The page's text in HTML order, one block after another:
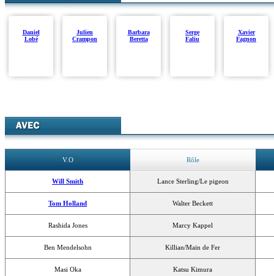
Daniel
Lobé
Julien
Crampon
Barbara
Beretta
Serge
Faliu
Xavier
Fagnon
V.O Rôle
Will Smith Lance Sterling/Le pigeon
Tom Holland Walter Beckett
Rashida Jones Marcy Kappel
Ben Mendelsohn Killian/Main de Fer
Masi Oka Katsu Kimura